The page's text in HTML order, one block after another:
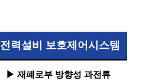
전력설비 보호제어시스템
▶ 재폐로부 방향성 과전류